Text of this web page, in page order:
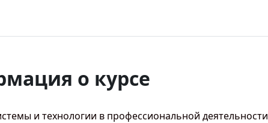
о курсе
и технологии в профессиональной деятельности